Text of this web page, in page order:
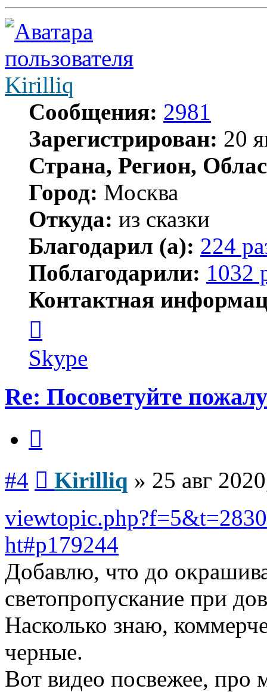
Kirilliq
Сообщения: 2981
Зарегистрирован: 20
Страна, Регион,
Город: Москва
Откуда: из сказки
Благодарил (а): 224
Поблагодарили: 1032
Контактная
пользователя
Kirilliq
Skype
Re: Посоветуйте
#4 Kirilliq » 25 авг
ht#p179244
Добавлю, что до
светопропускание при
Насколько знаю,
черные.
Вот видео посвежее, про